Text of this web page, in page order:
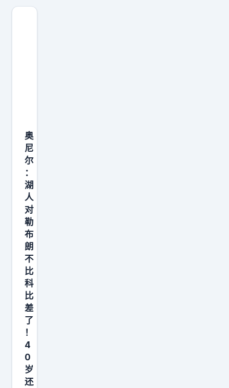
湖
人
。
”
望
军
。
当
年
他
一
心
追
求
总
额
1
.
5
亿
美
元
的
奥
尼
尔
：
湖
人
对
勒
布
朗
不
比
科
比
差
了
！
4
0
岁
还